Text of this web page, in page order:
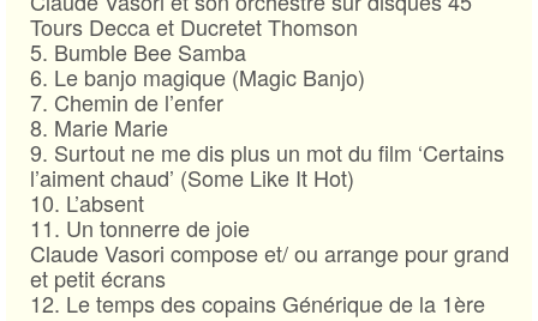
Tours Decca et Ducretet Thomson
5. Bumble Bee Samba
6. Le banjo magique (Magic Banjo)
7. Chemin de l’enfer
8. Marie Marie
9. Surtout ne me dis plus un mot du film ‘Certains
l’aiment chaud’ (Some Like It Hot)
10. L’absent
11. Un tonnerre de joie
Claude Vasori compose et/ ou arrange pour grand
et petit écrans
12. Le temps des copains Générique de la 1ère